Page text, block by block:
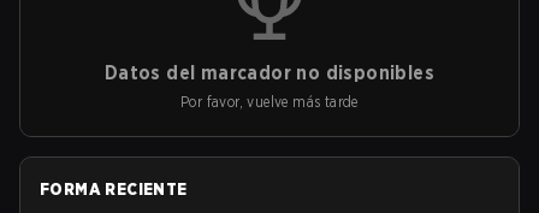
Datos del marcador no disponibles
Por favor, vuelve más tarde
FORMA RECIENTE